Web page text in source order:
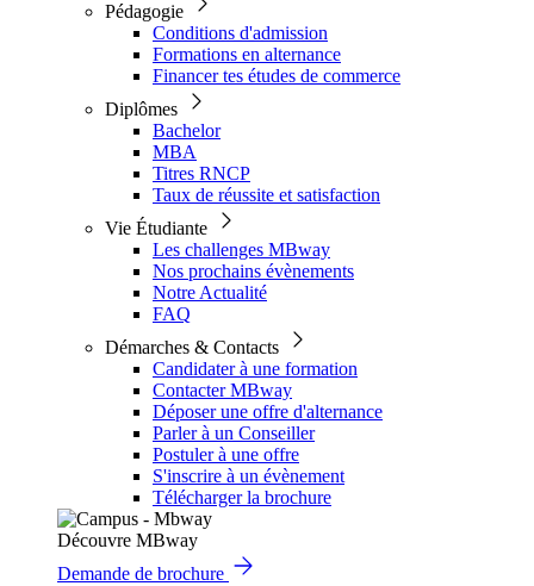
Pédagogie
Conditions d'admission
Formations en alternance
Financer tes études de commerce
Diplômes
Bachelor
MBA
Titres RNCP
Taux de réussite et satisfaction
Vie Étudiante
Les challenges MBway
Nos prochains évènements
Notre Actualité
FAQ
Démarches & Contacts
Candidater à une formation
Contacter MBway
Déposer une offre d'alternance
Parler à un Conseiller
Postuler à une offre
S'inscrire à un évènement
Télécharger la brochure
Découvre MBway
Demande de brochure